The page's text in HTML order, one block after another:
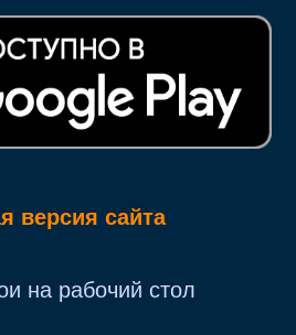
версия сайта
на рабочий стол